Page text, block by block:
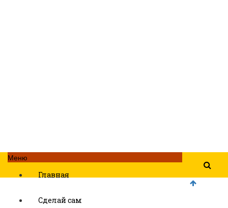
Меню
Главная
Сделай сам